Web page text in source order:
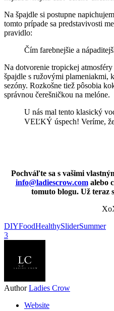
Na špajdle si postupne
tomto prípade sa predstavivosti
pravidlo:
Čím farebnejšie a
Na dotvorenie tropickej
špajdle s ružovými plameniakmi,
sezóny. Rozkošne tiež pôsobia
správnou čerešničkou na melóne.
U nás mal tento klasický
VEĽKÝ úspech! Veríme,
Pochváľte sa s vašimi
info@ladiescrow.comalebo
tomuto blogu. Už teraz
DIYFoodHealthySliderSummer
3
Author Ladies Crow
Website